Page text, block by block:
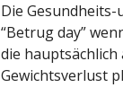
Die
“Betrug day”
die
Gewichtsverlust